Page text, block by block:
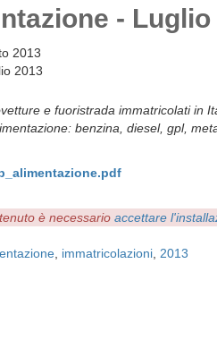
- Luglio
2013
2013
e fuoristrada immatricolati in
benzina, diesel, gpl,
è necessario accettare
immatricolazioni 2013